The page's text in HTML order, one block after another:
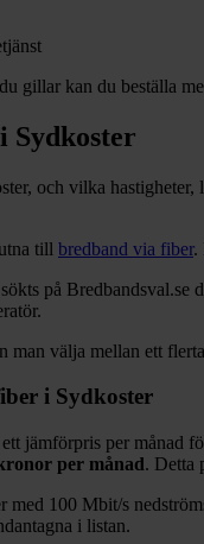
gillar kan du beställa
Sydkoster
, och vilka hastigheter,
till bredband via fiber.
på Bredbandsval.se
man välja mellan ett
i Sydkoster
jämförpris per månad
per månad. Detta
med 100 Mbit/s
i listan.